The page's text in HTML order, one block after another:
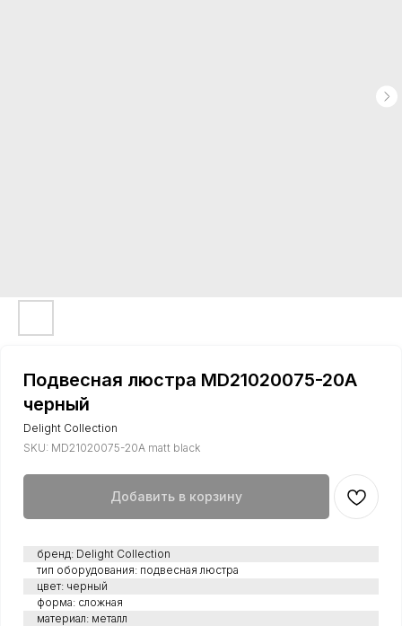
Подвесная люстра MD21020075-20A
черный
Delight Collection
SKU: MD21020075-20A matt black
Добавить в корзину
бренд: Delight Collection
тип оборудования: подвесная люстра
цвет: черный
форма: сложная
материал: металл